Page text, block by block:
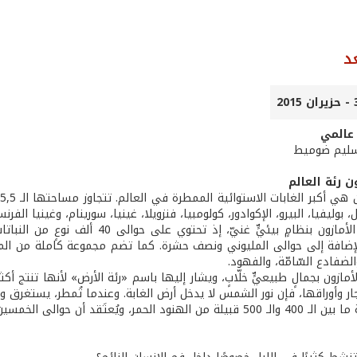
سليم ضوميط
رئة العالم
بوليفيا، البيرو، الإكوادور، كولومبيا، فنزويلا، غينيا، سورينام،
إلى حوالى المليوني ونصف حشرة. كما تضم مجموعة كاملة من
السّامّة، والفهود.
بجمالٍ طبيعيٍّ خلّابٍ، ويشار إليها باسم «رئة الأرض» لأنها
وأوراقها، فإن نور الشمس لا يدخل أرض الغابة. وعندما تُمطر،
من هؤلاء القبائل لم يقيموا أي اتّصال مع العالم الخارجي!